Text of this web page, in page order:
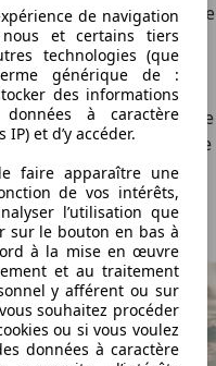
0,23, contre 0,25 pour le
d’aérodynamisme
supplémentaire
(actuelle) présente une
il y a une
kilomètres en plus.
l’espace dans le
de navigation
et certains tiers
technologies (que
générique de :
des informations
à caractère
et d’y accéder.
faire apparaître une
de vos intérêts,
l’utilisation que
sur le bouton en bas à
à la mise en œuvre
et au traitement
y afférent ou sur
souhaitez procéder
ou si vous voulez
données à caractère